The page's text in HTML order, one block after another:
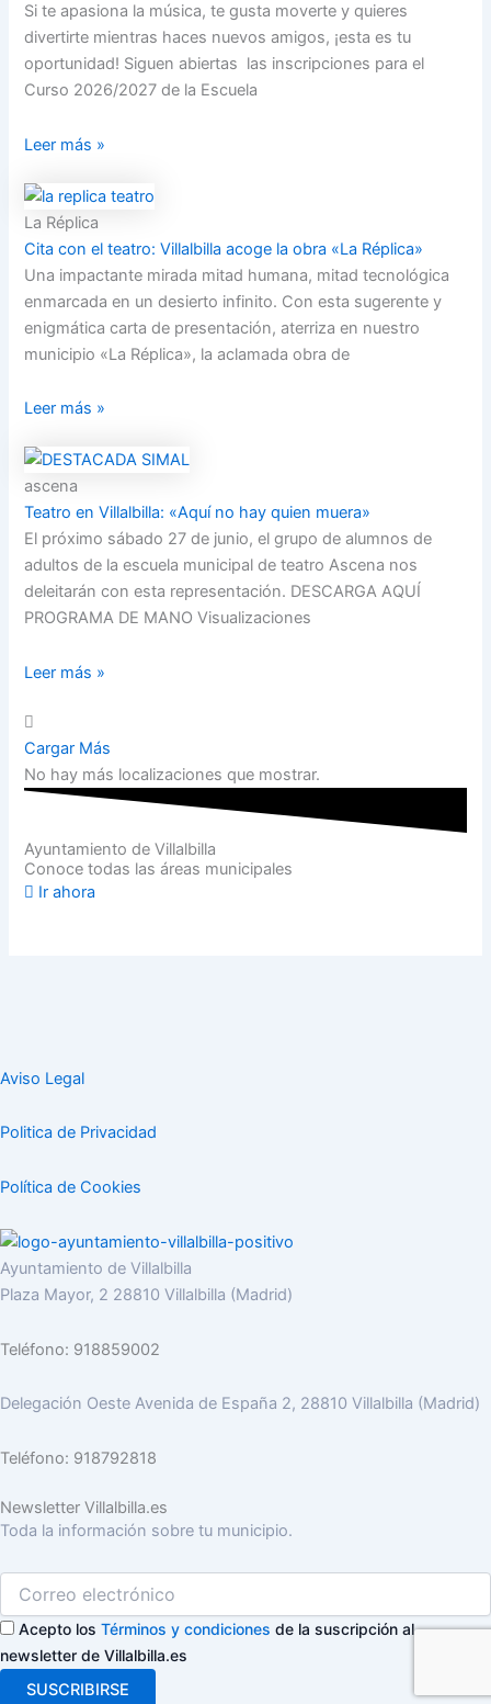
Si te apasiona la música, te gusta moverte y quieres
divertirte mientras haces nuevos amigos, ¡esta es tu
oportunidad! Siguen abiertas las inscripciones para el
Curso 2026/2027 de la Escuela
Leer más »
La Réplica
Cita con el teatro: Villalbilla acoge la obra «La Réplica»
Una impactante mirada mitad humana, mitad tecnológica
enmarcada en un desierto infinito. Con esta sugerente y
enigmática carta de presentación, aterriza en nuestro
municipio «La Réplica», la aclamada obra de
Leer más »
ascena
Teatro en Villalbilla: «Aquí no hay quien muera»
El próximo sábado 27 de junio, el grupo de alumnos de
adultos de la escuela municipal de teatro Ascena nos
deleitarán con esta representación. DESCARGA AQUÍ
PROGRAMA DE MANO Visualizaciones
Leer más »
Cargar Más
No hay más localizaciones que mostrar.
Ayuntamiento de Villalbilla
Conoce todas las áreas municipales
Ir ahora
Aviso Legal
Politica de Privacidad
Política de Cookies
Ayuntamiento de Villalbilla
Plaza Mayor, 2 28810 Villalbilla (Madrid)
Teléfono: 918859002
Delegación Oeste Avenida de España 2, 28810 Villalbilla (Madrid)
Teléfono: 918792818
Newsletter Villalbilla.es
Toda la información sobre tu municipio.
Acepto los Términos y condiciones de la suscripción al
newsletter de Villalbilla.es
SUSCRIBIRSE